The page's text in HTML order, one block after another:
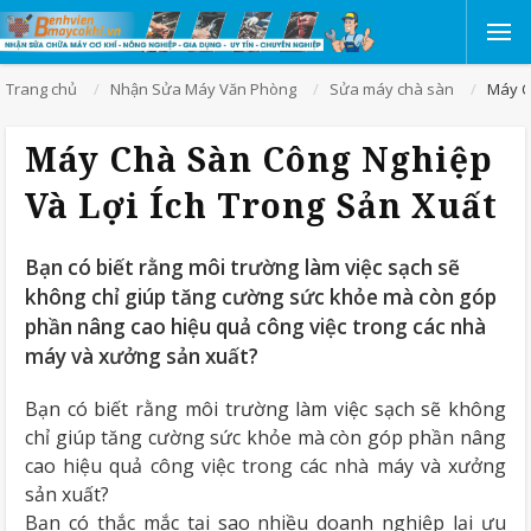
Trang chủ Nhận Sửa Máy Văn Phòng Sửa máy chà sàn Máy
Máy Chà Sàn Công Nghiệp
Và Lợi Ích Trong Sản Xuất
Bạn có biết rằng môi trường làm việc sạch sẽ
không chỉ giúp tăng cường sức khỏe mà còn góp
phần nâng cao hiệu quả công việc trong các nhà
máy và xưởng sản xuất?
Bạn có biết rằng môi trường làm việc sạch sẽ không
chỉ giúp tăng cường sức khỏe mà còn góp phần nâng
cao hiệu quả công việc trong các nhà máy và xưởng
sản xuất?
Bạn có thắc mắc tại sao nhiều doanh nghiệp lại ưu